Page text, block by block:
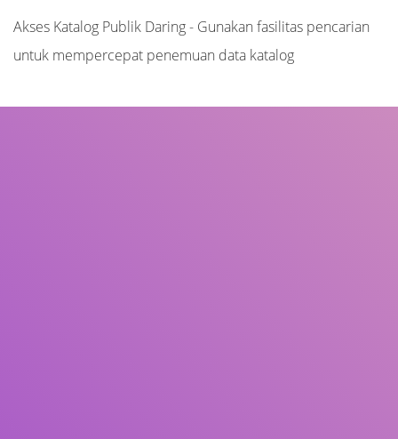
Akses Katalog Publik Daring - Gunakan fasilitas pencarian
untuk mempercepat penemuan data katalog